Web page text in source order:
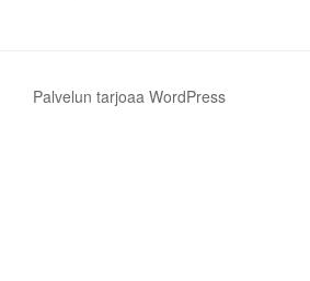
Palvelun tarjoaa WordPress